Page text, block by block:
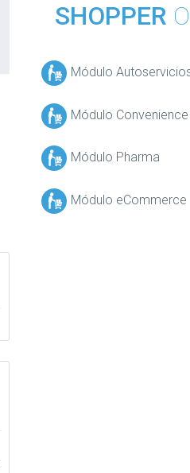
SHOPPER
Módulo
Módulo Convenience
Módulo Pharma
Módulo eCommerce